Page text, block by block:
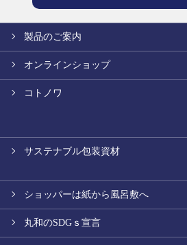
製品のご案内
オンラインショップ
コトノワ
サステナブル包装資材
ショッパーは紙から風呂敷へ
丸和のSDGｓ宣言